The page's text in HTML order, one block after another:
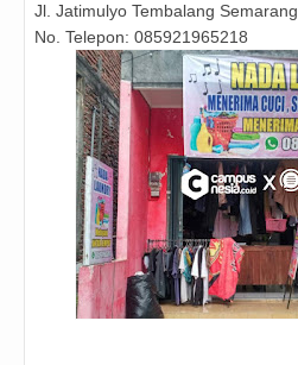
Jl. Jatimulyo Tembalang Semarang
No. Telepon: 085921965218